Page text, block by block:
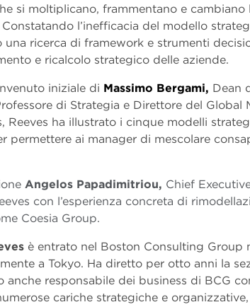
si moltiplicano, frammentano e
l’inefficacia del modello
una ricerca di framework e strumenti
e ricalcolo strategico delle aziende.
iniziale di Massimo Bergami, Dean
di Strategia e Direttore del Global
Reeves ha illustrato i cinque modelli
permettere ai manager di mescolare
Angelos Papadimitriou, Chief
con l’esperienza concreta di
Coesia Group.
è entrato nel Boston Consulting Group
a Tokyo. Ha diretto per otto anni la
anche responsabile dei business di BCG
cariche strategiche e